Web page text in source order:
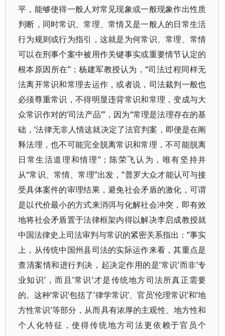
平，能够使得一般人对常见现象或一般现象作出性质
判断，同时常识、常理、常情又是一般人的日常生活
行为规则或行为指引，这就是为何常识、常理、常情
可以在刑事个案中被用作关键事实或重要情节认定的
根本原因所在”；杨建军教授认为，“司法过程同样无
法离开常识和常理去运作，或者说，司法裁判一般也
必须尊重常识，不得明显违背常识和常理，变成与大
众常识作对的’司法产品’”，因为“常理是法理存在的基
础，’法律无非人情这就决定了法官判案，即便是在阐
释法理，也不可能完全脱离常识和常理，不可能脱离
日常生活道理和情理”；陈荣飞认为，唯有坚持并
从“常识、常情、常理”出发，“普罗大众才能认可与接
受具体案件的审理结果，避免社会矛盾的激化，可谓
是以代价最小的方式来消弭与化解社会冲突，即有效
地将社会矛盾置于法律框架内得以解决李启成教授就
中国法律史上司法审判与常识的紧密关系指出：“事实
上，从传统中国州县司法的实际运作来看，其重点是
查清案情和进行判决，起决定作用的是’常识’而非’专
业知识’，而且’常识’才是传统地方司法所真正需要
的。这种’常识’包括了’律学常识’、官员’伦理常识’和’地
方性常识’等部分，从而具有浓厚的主观性、地方性和
个人化特征，使得传统地方司法更依赖于官员个